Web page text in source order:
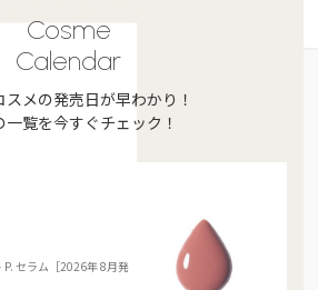
Cosme
Calendar
スメの発売日が早わかり！
一覧を今すぐチェック！
セラム［2026年 8月発